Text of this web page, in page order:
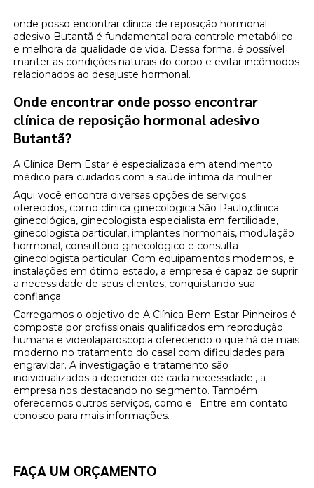
onde posso encontrar clínica de reposição hormonal
adesivo Butantã é fundamental para controle metabólico
e melhora da qualidade de vida. Dessa forma, é possível
manter as condições naturais do corpo e evitar incômodos
relacionados ao desajuste hormonal.
Onde encontrar onde posso encontrar
clínica de reposição hormonal adesivo
Butantã?
A Clínica Bem Estar é especializada em atendimento
médico para cuidados com a saúde íntima da mulher.
Aqui você encontra diversas opções de serviços
oferecidos, como clínica ginecológica São Paulo,clínica
ginecológica, ginecologista especialista em fertilidade,
ginecologista particular, implantes hormonais, modulação
hormonal, consultório ginecológico e consulta
ginecologista particular. Com equipamentos modernos, e
instalações em ótimo estado, a empresa é capaz de suprir
a necessidade de seus clientes, conquistando sua
confiança.
Carregamos o objetivo de A Clínica Bem Estar Pinheiros é
composta por profissionais qualificados em reprodução
humana e videolaparoscopia oferecendo o que há de mais
moderno no tratamento do casal com dificuldades para
engravidar. A investigação e tratamento são
individualizados a depender de cada necessidade., a
empresa nos destacando no segmento. Também
oferecemos outros serviços, como e . Entre em contato
conosco para mais informações.
FAÇA UM ORÇAMENTO